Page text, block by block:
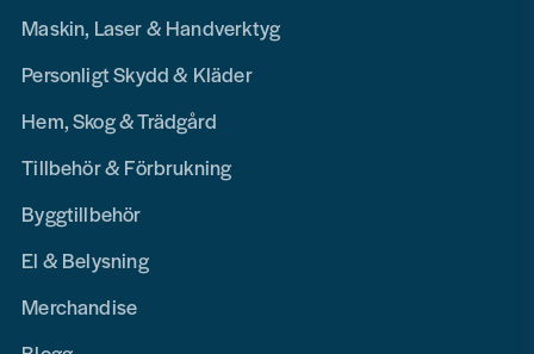
Maskin, Laser & Handverktyg
Personligt Skydd & Kläder
Hem, Skog & Trädgård
Tillbehör & Förbrukning
Byggtillbehör
El & Belysning
Merchandise